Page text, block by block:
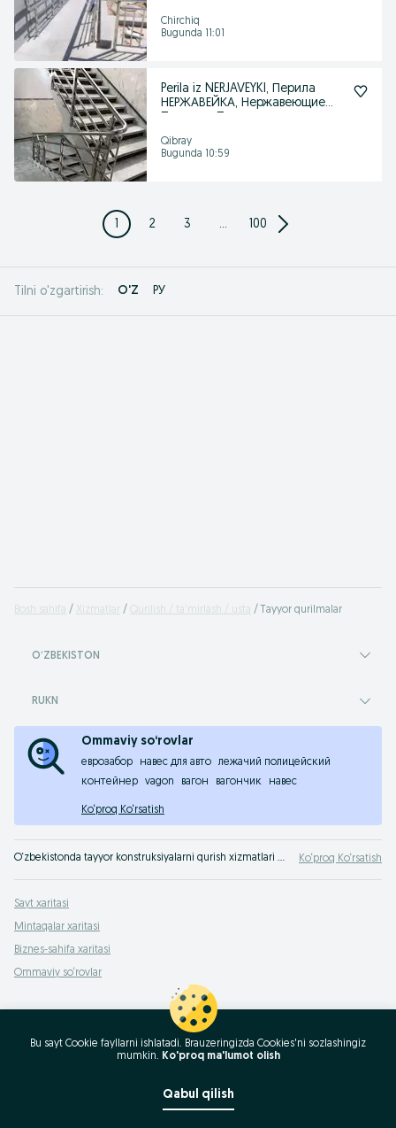
Chirchiq
Bugunda 11:01
Perila iz NERJAVEYKI, Перила
НЕРЖАВЕЙКА, Нержавеющие
Qibray
Bugunda 10:59
1 2 3 ... 100
Tilni o'zgartirish: O'Z РУ
Bosh sahifa Xizmatlar Qurilish / ta'mirlash / usta Tayyor qurilmalar
OʻZBEKISTON
RUKN
Ommaviy so‘rovlar
еврозабор навес для авто
лежачий полицейский
контейнер
vagon вагон вагончик навес
Ko‘proq Ko‘rsatish
O‘zbekistonda tayyor konstruksiyalarni qurish xizmatlari OLX.uzda. Eng foydali takliflar seni OLX.uz O‘zbekistonda kutmoqda! Ko‘proq Ko‘rsatish
Sayt xaritasi
Mintaqalar xaritasi
Biznes-sahifa xaritasi
Ommaviy so‘rovlar
Bu sayt Cookie fayllarni ishlatadi. Brauzeringizda Cookies'ni sozlashingiz
mumkin. Ko'proq ma'lumot olish
Qabul qilish